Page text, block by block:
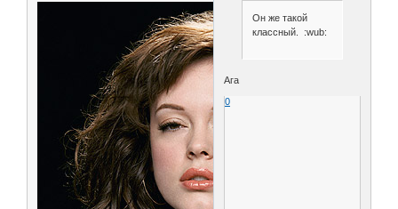
Он же такой
классный. :wub:
Ага
0